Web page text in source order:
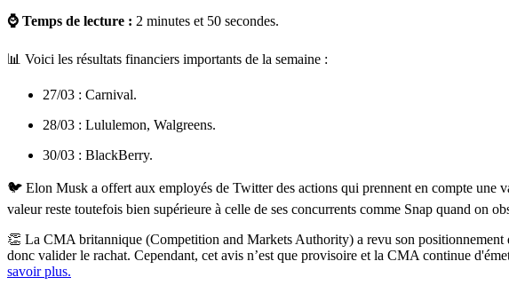
⌚️ Temps de lecture : 2 minutes et 50 secondes.
📊 Voici les résultats financiers importants de la semaine :
27/03 : Carnival.
28/03 : Lululemon, Walgreens.
30/03 : BlackBerry.
🐦 Elon Musk a offert aux employés de Twitter des actions qui prennent en compte
valeur reste toutefois bien supérieure à celle de ses concurrents comme Snap quand on
👏 La CMA britannique (Competition and Markets Authority) a revu son
donc valider le rachat. Cependant, cet avis n’est que provisoire et la CMA continue
savoir plus.